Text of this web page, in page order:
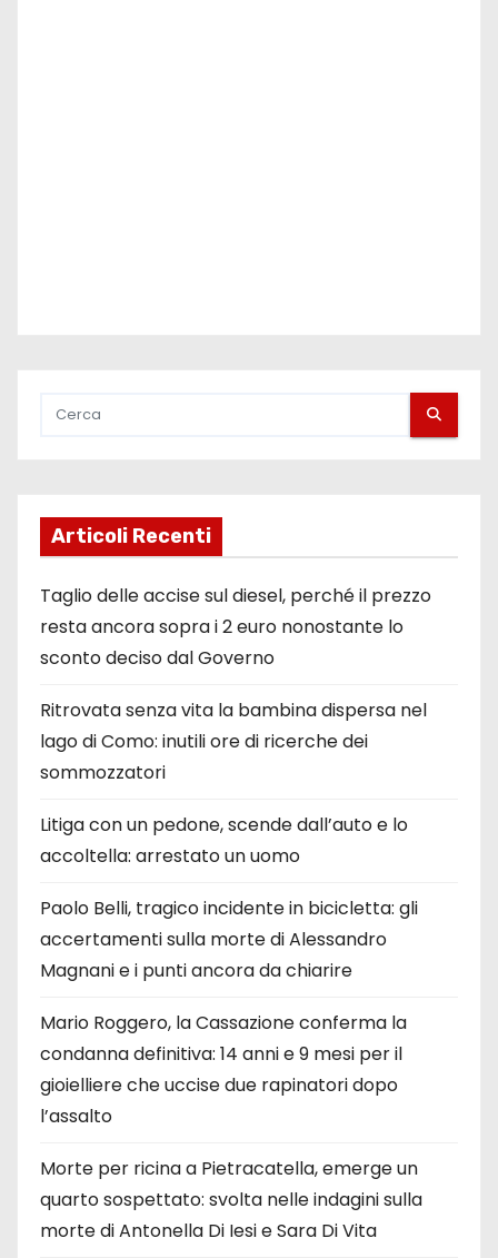
Articoli Recenti
Taglio delle accise sul diesel, perché il prezzo
resta ancora sopra i 2 euro nonostante lo
sconto deciso dal Governo
Ritrovata senza vita la bambina dispersa nel
lago di Como: inutili ore di ricerche dei
sommozzatori
Litiga con un pedone, scende dall’auto e lo
accoltella: arrestato un uomo
Paolo Belli, tragico incidente in bicicletta: gli
accertamenti sulla morte di Alessandro
Magnani e i punti ancora da chiarire
Mario Roggero, la Cassazione conferma la
condanna definitiva: 14 anni e 9 mesi per il
gioielliere che uccise due rapinatori dopo
l’assalto
Morte per ricina a Pietracatella, emerge un
quarto sospettato: svolta nelle indagini sulla
morte di Antonella Di Iesi e Sara Di Vita